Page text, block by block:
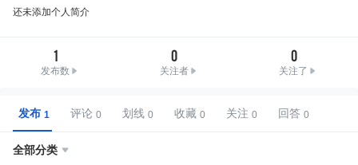
还未添加个人简介
1
发布数
0
关注者
0
关注了
发布 评论 划线 收藏 关注 回答
全部分类 